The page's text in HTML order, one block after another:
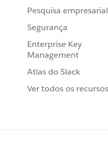
Pesquisa empresarial
Segurança
Enterprise Key
Management
Atlas do Slack
Ver todos os recursos